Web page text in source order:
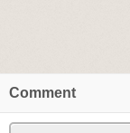
Comment